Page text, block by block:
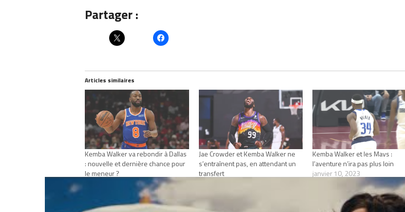
Partager :
Articles similaires
Kemba Walker va rebondir à Dallas
: nouvelle et dernière chance pour
le meneur ?
novembre 29, 2022
Jae Crowder et Kemba Walker ne
s’entraînent pas, en attendant un
transfert
Kemba Walker et les Mavs :
l’aventure n’ira pas plus loin
janvier 10, 2023